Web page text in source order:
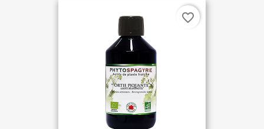
favorite_border